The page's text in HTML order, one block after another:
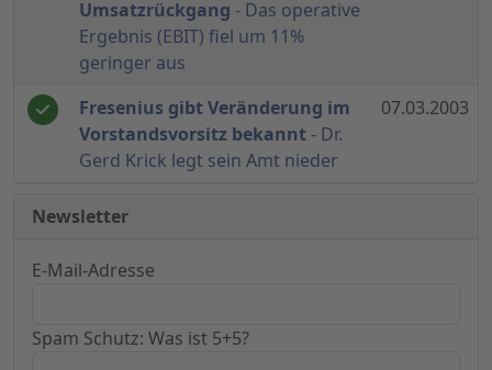
Umsatzrückgang - Das operative
Ergebnis (EBIT) fiel um 11%
geringer aus
Fresenius gibt Veränderung im
Vorstandsvorsitz bekannt- Dr.
Gerd Krick legt sein Amt nieder
07.03.2003
Newsletter
E-Mail-Adresse
Spam Schutz: Was ist 5+5?